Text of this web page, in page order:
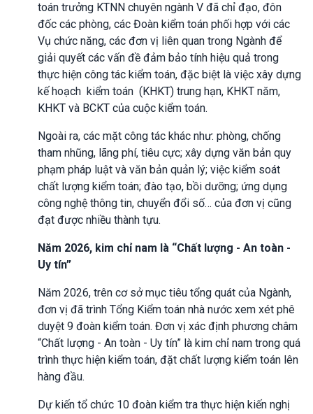
toán trưởng KTNN chuyên ngành V đã chỉ đạo, đôn
đốc các phòng, các Đoàn kiểm toán phối hợp với các
Vụ chức năng, các đơn vị liên quan trong Ngành để
giải quyết các vấn đề đảm bảo tính hiệu quả trong
thực hiện công tác kiểm toán, đặc biệt là việc xây dựng
kế hoạch kiểm toán (KHKT) trung hạn, KHKT năm,
KHKT và BCKT của cuộc kiểm toán.
Ngoài ra, các mặt công tác khác như: phòng, chống
tham nhũng, lãng phí, tiêu cực; xây dựng văn bản quy
phạm pháp luật và văn bản quản lý; việc kiểm soát
chất lượng kiểm toán; đào tạo, bồi dưỡng; ứng dụng
công nghệ thông tin, chuyển đổi số… của đơn vị cũng
đạt được nhiều thành tựu.
Năm 2026, kim chỉ nam là “Chất lượng - An toàn -
Uy tín”
Năm 2026, trên cơ sở mục tiêu tổng quát của Ngành,
đơn vị đã trình Tổng Kiểm toán nhà nước xem xét phê
duyệt 9 đoàn kiểm toán. Đơn vị xác định phương châm
“Chất lượng - An toàn - Uy tín” là kim chỉ nam trong quá
trình thực hiện kiểm toán, đặt chất lượng kiểm toán lên
hàng đầu.
Dự kiến tổ chức 10 đoàn kiểm tra thực hiện kiến nghị